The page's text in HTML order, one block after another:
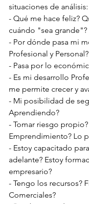
situaciones de análisis:
- Qué me hace feliz?
cuándo "sea grande"?
- Por dónde pasa mi
Profesional y Personal?
- Pasa por lo
- Es mi desarrollo
me permite crecer y
- Mi posibilidad de
Aprendiendo?
- Tomar riesgo
Emprendimiento? Lo
- Estoy capacitado
adelante? Estoy
empresario?
- Tengo los recursos?
Comerciales?